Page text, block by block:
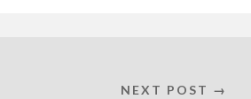
NEXT POST →